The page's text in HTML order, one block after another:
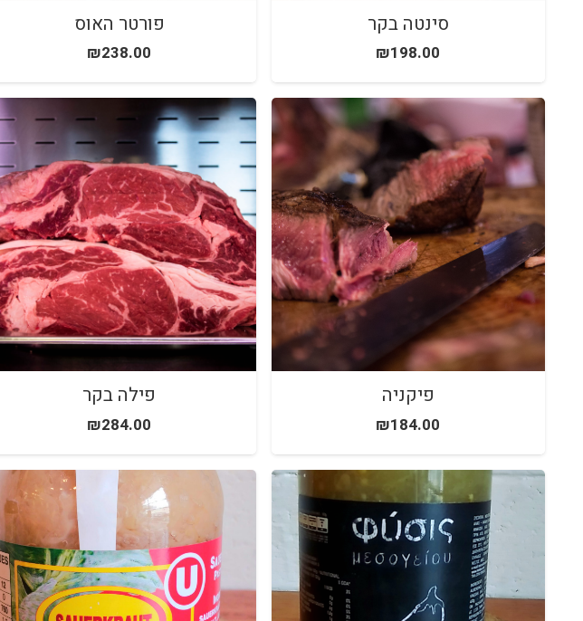
סינטה בקר
₪198.00
פורטר האוס
₪238.00
פיקניה
₪184.00
פילה בקר
₪284.00